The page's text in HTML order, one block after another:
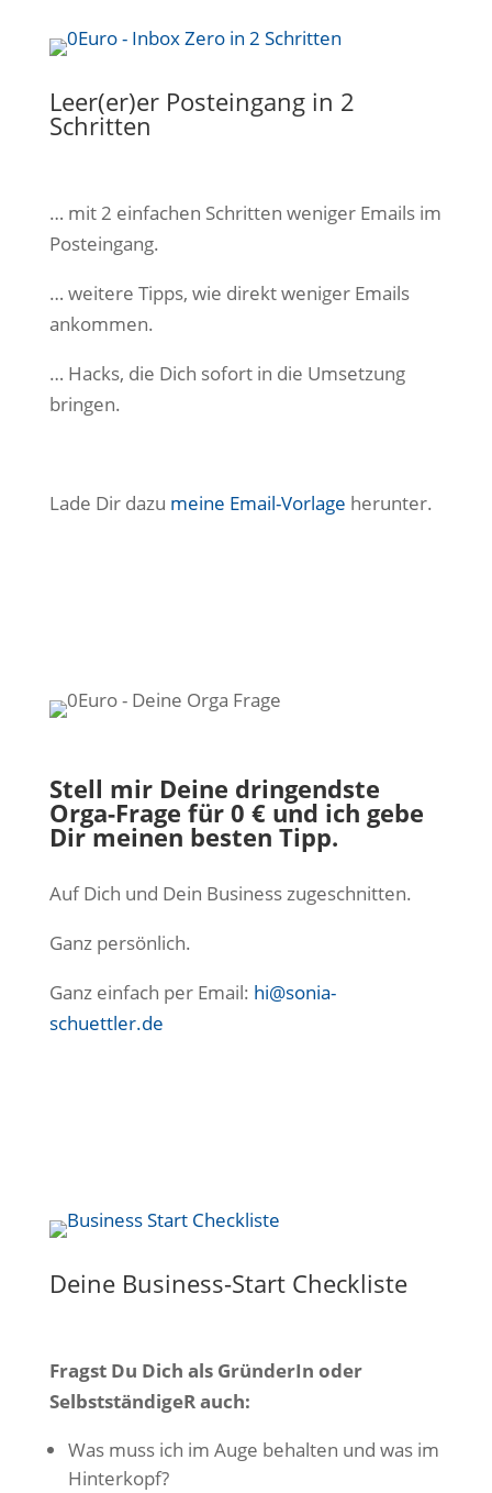
Leer(er)er Posteingang in 2
Schritten
… mit 2 einfachen Schritten weniger Emails im
Posteingang.
… weitere Tipps, wie direkt weniger Emails
ankommen.
… Hacks, die Dich sofort in die Umsetzung
bringen.
Lade Dir dazu meine Email-Vorlage herunter.
Stell mir Deine dringendste
Orga-Frage für 0 € und ich gebe
Dir meinen besten Tipp.
Auf Dich und Dein Business zugeschnitten.
Ganz persönlich.
Ganz einfach per Email: hi@sonia-
schuettler.de
Deine Business-Start Checkliste
Fragst Du Dich als GründerIn oder
SelbstständigeR auch:
Was muss ich im Auge behalten und was im
Hinterkopf?